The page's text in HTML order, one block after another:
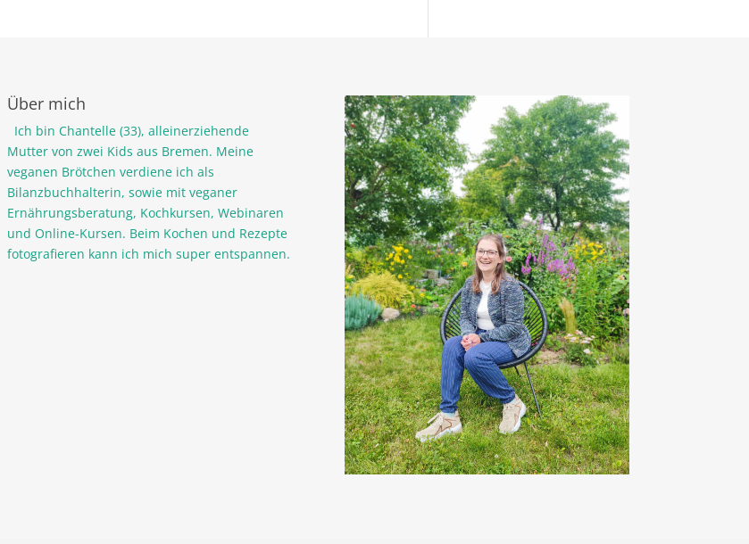
Über mich
Ich bin Chantelle (33), alleinerziehende
Mutter von zwei Kids aus Bremen. Meine
veganen Brötchen verdiene ich als
Bilanzbuchhalterin, sowie mit veganer
Ernährungsberatung, Kochkursen, Webinaren
und Online-Kursen. Beim Kochen und Rezepte
fotografieren kann ich mich super entspannen.